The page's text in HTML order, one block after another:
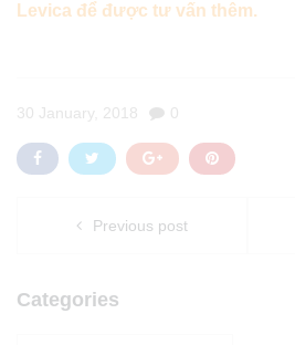
Levica để được tư vấn thêm.
30 January, 2018 0
Previous post
Categories